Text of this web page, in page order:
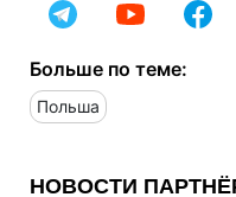
Больше по теме:
Польша